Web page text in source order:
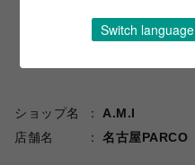
ショップ名
A.M.I
店舗名
名古屋PARCO
Switch language